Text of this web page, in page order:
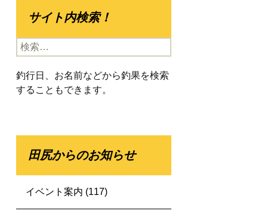
サイト内検索！
検
索:
釣行日、お名前などから釣果を検索
することもできます。
田尻からのお知らせ
イベント案内 (117)